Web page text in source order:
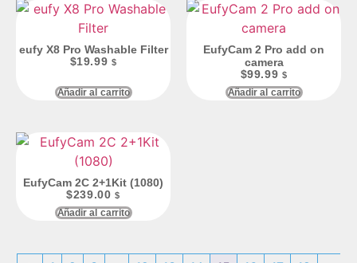
eufy X8 Pro Washable Filter
$19.99 $
Añadir al carrito
EufyCam 2 Pro add on
camera
$99.99 $
Añadir al carrito
EufyCam 2C 2+1Kit (1080)
$239.00 $
Añadir al carrito